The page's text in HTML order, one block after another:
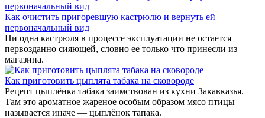
Как очистить пригоревшую кастрюлю и вернуть ей
первоначальный вид
Ни одна кастрюля в процессе эксплуатации не остается
первозданно сияющей, словно ее только что принесли из
магазина.
Как приготовить цыплята табака на сковороде
Рецепт цыплёнка табака заимствован из кухни Закавказья.
Там это ароматное жареное особым образом мясо птицы
называется иначе — цыплёнок тапака.